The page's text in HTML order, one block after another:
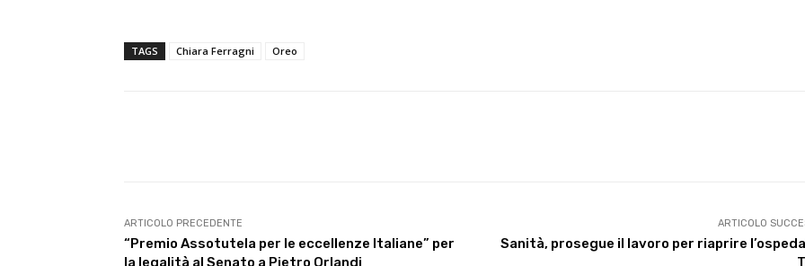
TAGS Chiara Ferragni Oreo
ARTICOLO PRECEDENTE
“Premio Assotutela per le eccellenze Italiane” per
la legalità al Senato a Pietro Orlandi
ARTICOLO
Sanità, prosegue il lavoro per riaprire